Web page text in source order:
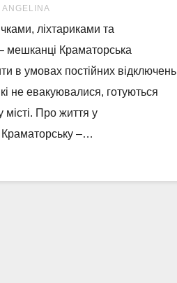
та робота
ANGELINA
ліхтариками та
мешканці Краматорська
в умовах постійних відключень
не евакуювалися, готуються
місті. Про життя у
–…